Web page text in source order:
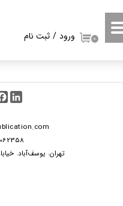
ورود / ثبت نام
حساب کاربری من
سفارشات
۰
(021)
​​​​​​تهران، یوسف‌آباد،
FacebookLinkedIn